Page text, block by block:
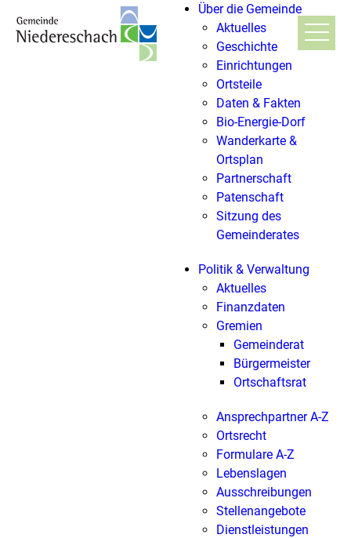
Über die Gemeinde
Aktuelles
Geschichte
Einrichtungen
Ortsteile
Daten & Fakten
Bio-Energie-Dorf
Wanderkarte &
Ortsplan
Partnerschaft
Patenschaft
Sitzung des
Gemeinderates
Politik & Verwaltung
Aktuelles
Finanzdaten
Gremien
Gemeinderat
Bürgermeister
Ortschaftsrat
Ansprechpartner A-Z
Ortsrecht
Formulare A-Z
Lebenslagen
Ausschreibungen
Stellenangebote
Dienstleistungen